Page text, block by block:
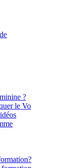
?
le Vo